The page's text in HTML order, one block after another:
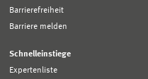
Barrierefreiheit
Barriere melden
Schnelleinstiege
Expertenliste